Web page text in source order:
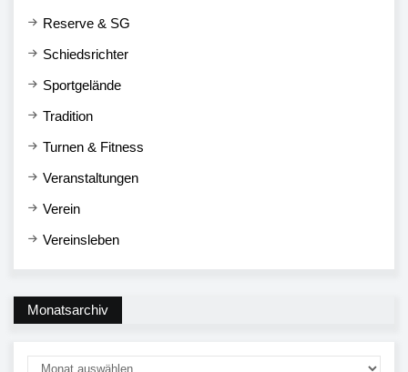
Reserve & SG
Schiedsrichter
Sportgelände
Tradition
Turnen & Fitness
Veranstaltungen
Verein
Vereinsleben
Monatsarchiv